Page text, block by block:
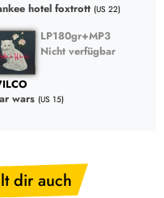
hotel foxtrott (US 22)
LP180gr+MP3
Nicht verfügbar
wars (US 15)
dir auch